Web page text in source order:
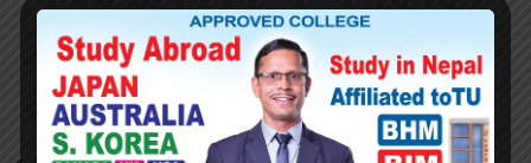
ताजा खबरः